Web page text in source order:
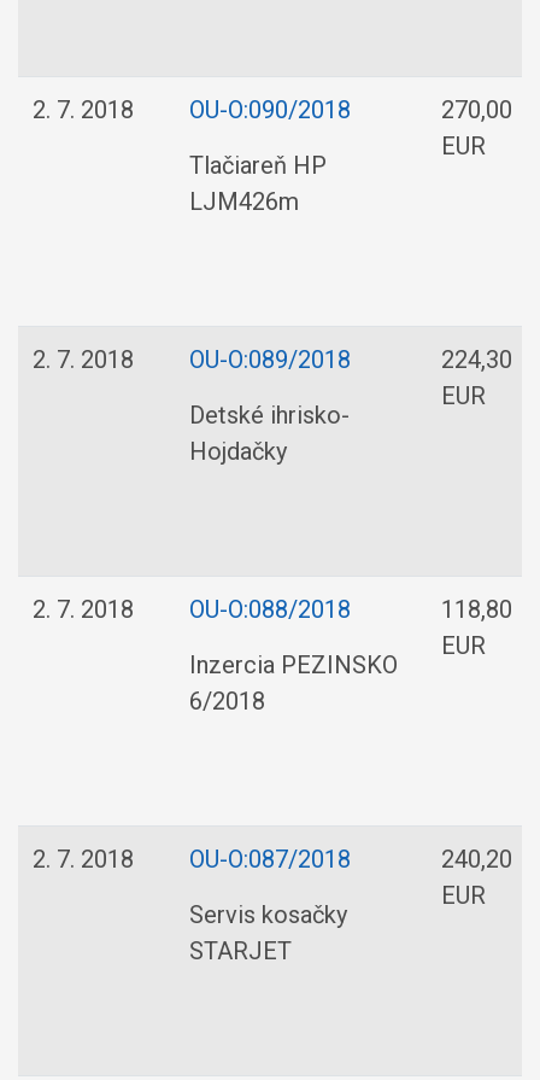
2. 7. 2018
OU-O:090/2018
Tlačiareň HP
LJM426m
270,00
EUR
2. 7. 2018
OU-O:089/2018
Detské ihrisko-
Hojdačky
224,30
EUR
2. 7. 2018
OU-O:088/2018
Inzercia PEZINSKO
6/2018
118,80
EUR
2. 7. 2018
OU-O:087/2018
Servis kosačky
STARJET
240,20
EUR